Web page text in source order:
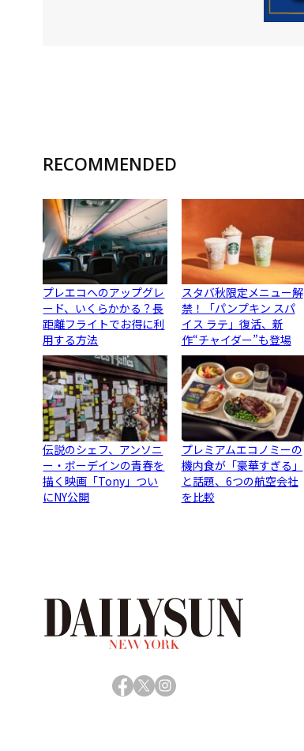
RECOMMENDED
プレエコへのアップグレ
ード、いくらかかる？長
距離フライトでお得に利
用する方法
スタバ秋限定メニュー解
禁！「パンプキン スパ
イス ラテ」復活、新
作“チャイダー”も登場
伝説のシェフ、アンソニ
ー・ボーデインの青春を
描く映画「Tony」つい
にNY公開
プレミアムエコノミーの
機内食が「豪華すぎる」
と話題、6つの航空会社
を比較
Facebook
X Instagram